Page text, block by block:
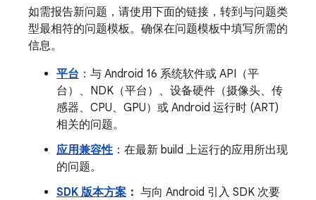
如需报告新问题，请使用下面的链接，转到与问题类
型最相符的问题模板。确保在问题模板中填写所需的
信息。
平台 ：与 Android 16 系统软件或 API（平
台）、NDK（平台）、设备硬件（摄像头、传
感器、CPU、GPU）或 Android 运行时 (ART)
相关的问题。
应用兼容性 ：在最新 build 上运行的应用所出现
的问题。
SDK 版本方案 ： 与向 Android 引入 SDK 次要